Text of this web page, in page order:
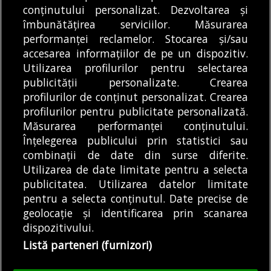
MODIFICĂ SETĂRILE COOKIES
© Copyright 2025 - Buletin de București.
Găzduit dePresslabs.com. Powered byTRS Design.
Despre
Noi
Media
Kit
Politică De
Confidențialitate
Cookie
Policy (EU)
Cookie
Policy
Tweet
Facebook
LinkedIn
Share this selection
Tweet
Facebook
LinkedIn
conținutului personalizat. Dezvoltarea și
îmbunătățirea serviciilor. Măsurarea
performanței reclamelor. Stocarea și/sau
accesarea informațiilor de pe un dispozitiv.
Utilizarea profilurilor pentru selectarea
publicității personalizate. Crearea
profilurilor de conținut personalizat. Crearea
profilurilor pentru publicitate personalizată.
Măsurarea performanței conținutului.
Înțelegerea publicului prin statistici sau
combinații de date din surse diferite.
Utilizarea de date limitate pentru a selecta
publicitatea. Utilizarea datelor limitate
pentru a selecta conținutul. Date precise de
geolocație și identificarea prin scanarea
dispozitivului.
Listă parteneri (furnizori)